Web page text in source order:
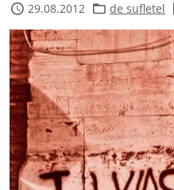
29.08.2012 de sufletel